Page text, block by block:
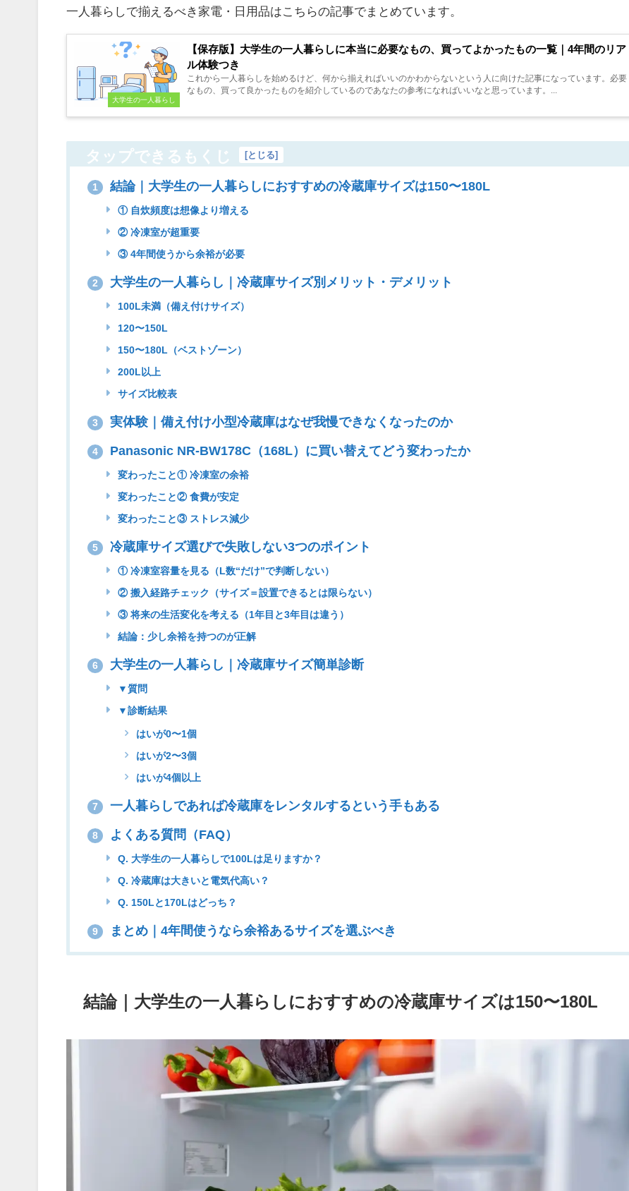
一人暮らしで揃えるべき家電・日用品はこちらの記事でまとめています。
大学生の一人暮らし
【保存版】大学生の一人暮らしに本当に必要なもの、買ってよかったもの一覧｜4年間のリア
ル体験つき
これから一人暮らしを始めるけど、何から揃えればいいのかわからないという人に向けた記事になっています。必要
なもの、買って良かったものを紹介しているのであなたの参考になればいいなと思っています。...
タップできるもくじ [とじる]
1 結論｜大学生の一人暮らしにおすすめの冷蔵庫サイズは150〜180L
① 自炊頻度は想像より増える
② 冷凍室が超重要
③ 4年間使うから余裕が必要
2 大学生の一人暮らし｜冷蔵庫サイズ別メリット・デメリット
100L未満（備え付けサイズ）
120〜150L
150〜180L（ベストゾーン）
200L以上
サイズ比較表
3 実体験｜備え付け小型冷蔵庫はなぜ我慢できなくなったのか
4 Panasonic NR-BW178C（168L）に買い替えてどう変わったか
変わったこと① 冷凍室の余裕
変わったこと② 食費が安定
変わったこと③ ストレス減少
5 冷蔵庫サイズ選びで失敗しない3つのポイント
① 冷凍室容量を見る（L数“だけ”で判断しない）
② 搬入経路チェック（サイズ＝設置できるとは限らない）
③ 将来の生活変化を考える（1年目と3年目は違う）
結論：少し余裕を持つのが正解
6 大学生の一人暮らし｜冷蔵庫サイズ簡単診断
▼質問
▼診断結果
はいが0〜1個
はいが2〜3個
はいが4個以上
7 一人暮らしであれば冷蔵庫をレンタルするという手もある
8 よくある質問（FAQ）
Q. 大学生の一人暮らしで100Lは足りますか？
Q. 冷蔵庫は大きいと電気代高い？
Q. 150Lと170Lはどっち？
9 まとめ｜4年間使うなら余裕あるサイズを選ぶべき
結論｜大学生の一人暮らしにおすすめの冷蔵庫サイズは150〜180L